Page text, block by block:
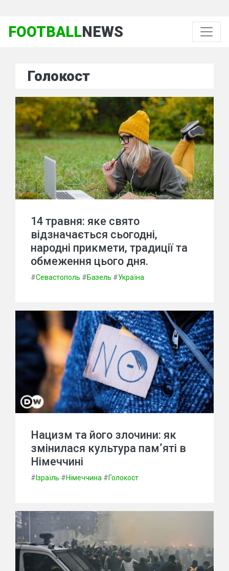
FOOTBALLNEWS
Голокост
14 травня: яке свято
відзначається сьогодні,
народні прикмети, традиції та
обмеження цього дня.
#Севастополь #Базель #Україна
Нацизм та його злочини: як
змінилася культура пам’яті в
Німеччині
# Ізраїль #Німеччина #Голокост